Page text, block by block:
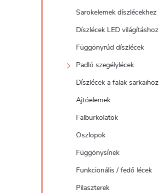
Sarokelemek díszlécekhez
Díszlécek LED világításhoz
Függönyrúd díszlécek
Padló szegélylécek
Díszlécek a falak sarkaihoz
Ajtóelemek
Falburkolatok
Oszlopok
Függönysínek
Funkcionális / fedő lécek
Pilaszterek